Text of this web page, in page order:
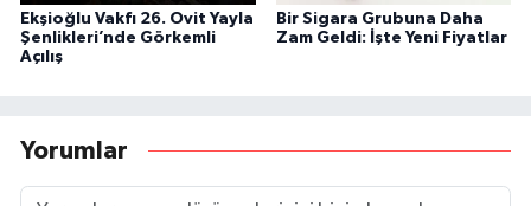
Ekşioğlu Vakfı 26. Ovit Yayla
Şenlikleri’nde Görkemli
Açılış
Bir Sigara Grubuna Daha
Zam Geldi: İşte Yeni Fiyatlar
Yorumlar